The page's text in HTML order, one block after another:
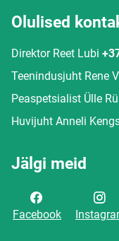
Olulised
Direktor Reet Lubi
Teenindusjuht Rene
Peaspetsialist Ülle
Huvijuht Anneli
Jälgi meid
Facebook